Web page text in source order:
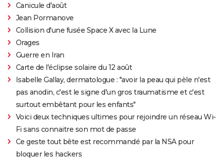
Canicule d'août
Jean Pormanove
Collision d'une fusée Space X avec la Lune
Orages
Guerre en Iran
Carte de l'éclipse solaire du 12 août
Isabelle Gallay, dermatologue : "avoir la peau qui pèle n'est
pas anodin, c'est le signe d'un gros traumatisme et c'est
surtout embêtant pour les enfants"
Voici deux techniques ultimes pour rejoindre un réseau Wi-
Fi sans connaitre son mot de passe
Ce geste tout bête est recommandé par la NSA pour
bloquer les hackers